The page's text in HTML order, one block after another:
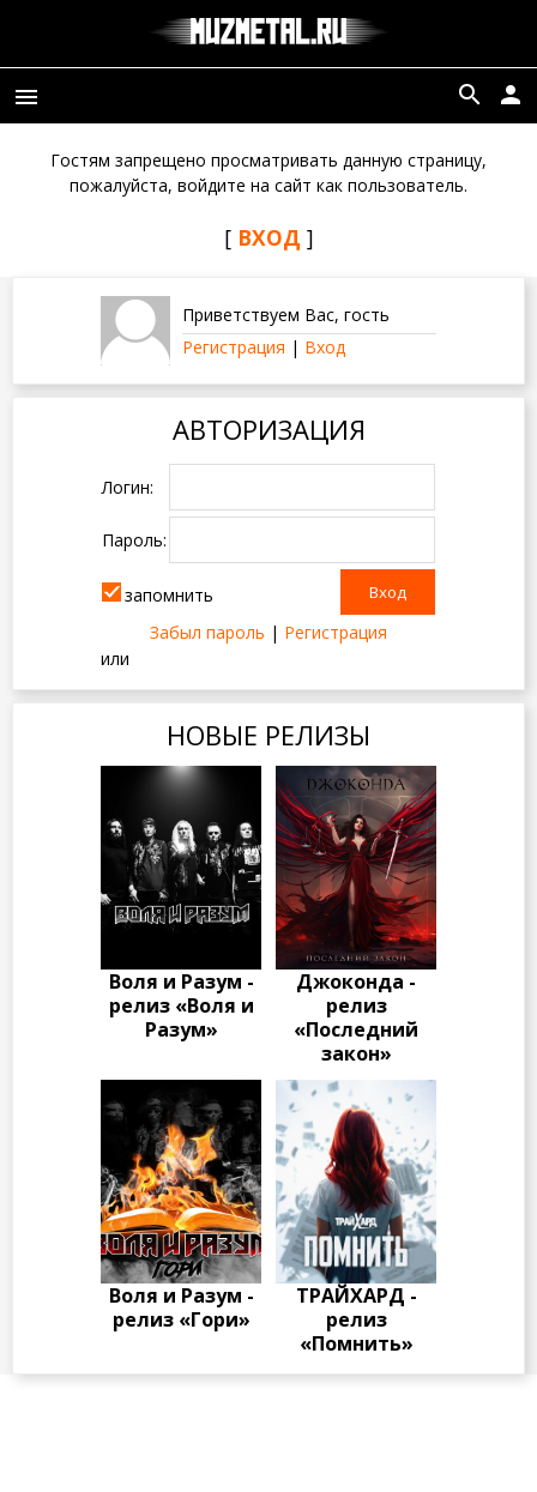
menu person
search
Гостям запрещено просматривать данную страницу,
пожалуйста, войдите на сайт как пользователь.
[ ВХОД ]
Приветствуем Вас, гость
Регистрация | Вход
АВТОРИЗАЦИЯ
Логин:
Пароль:
запомнить
Забыл пароль | Регистрация
или
НОВЫЕ РЕЛИЗЫ
Воля и Разум -
релиз «Воля и
Разум»
Джоконда -
релиз
«Последний
закон»
Воля и Разум -
релиз «Гори»
ТРАЙХАРД -
релиз
«Помнить»